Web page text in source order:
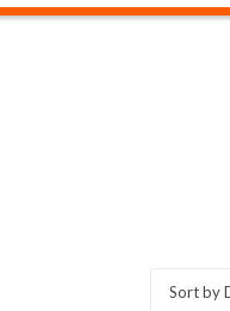
Sort by